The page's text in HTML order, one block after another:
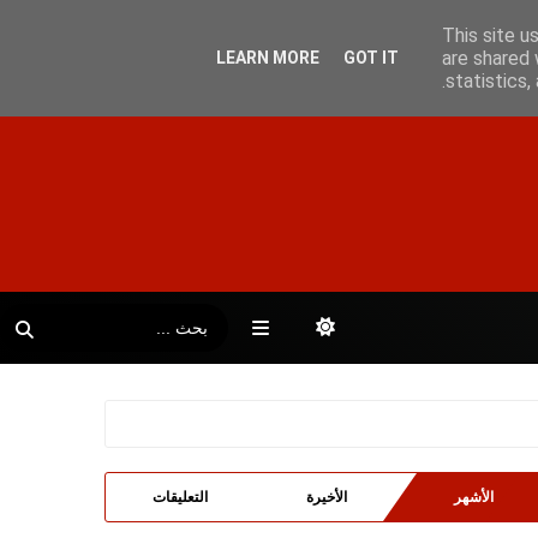
الأشهر الأخيرة التعليقات
This site
are
statistics,
LEARN MORE GOT IT